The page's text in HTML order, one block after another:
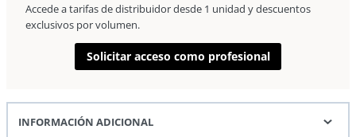
foto
30×40
Accede a tarifas de distribuidor desde 1 unidad y descuentos
exclusivos por volumen.
Solicitar acceso como profesional
INFORMACIÓN ADICIONAL